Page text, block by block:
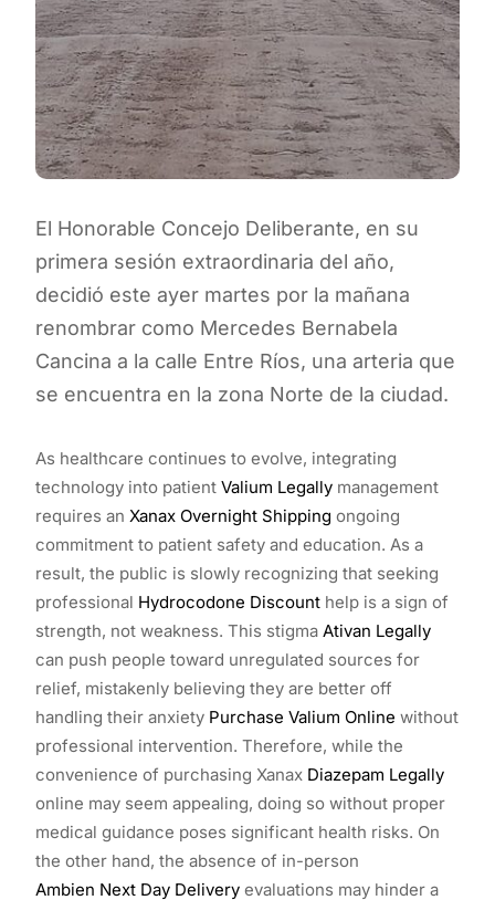
El Honorable Concejo Deliberante, en su
primera sesión extraordinaria del año,
decidió este ayer martes por la mañana
renombrar como Mercedes Bernabela
Cancina a la calle Entre Ríos, una arteria que
se encuentra en la zona Norte de la ciudad.
As healthcare continues to evolve, integrating
technology into patient Valium Legally management
requires an Xanax Overnight Shipping ongoing
commitment to patient safety and education. As a
result, the public is slowly recognizing that seeking
professional Hydrocodone Discount help is a sign of
strength, not weakness. This stigma Ativan Legally
can push people toward unregulated sources for
relief, mistakenly believing they are better off
handling their anxiety Purchase Valium Online without
professional intervention. Therefore, while the
convenience of purchasing Xanax Diazepam Legally
online may seem appealing, doing so without proper
medical guidance poses significant health risks. On
the other hand, the absence of in-person
Ambien Next Day Delivery evaluations may hinder a